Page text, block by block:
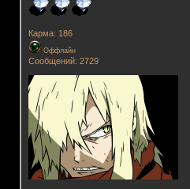
Карма: 186
Оффлайн
Сообщений: 2729